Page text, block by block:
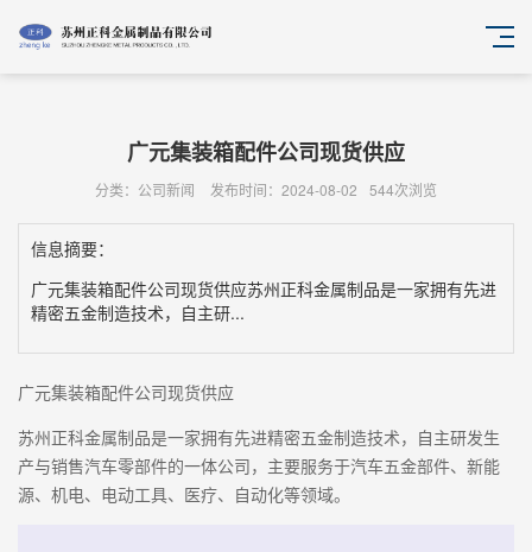
广元集装箱配件公司现货供应
分类：公司新闻 发布时间：2024-08-02 544次浏览
信息摘要：
广元集装箱配件公司现货供应苏州正科金属制品是一家拥有先进
精密五金制造技术，自主研...
广元集装箱配件公司现货供应
苏州正科金属制品是一家拥有先进精密五金制造技术，自主研发生
产与销售汽车零部件的一体公司，主要服务于汽车五金部件、新能
源、机电、电动工具、医疗、自动化等领域。